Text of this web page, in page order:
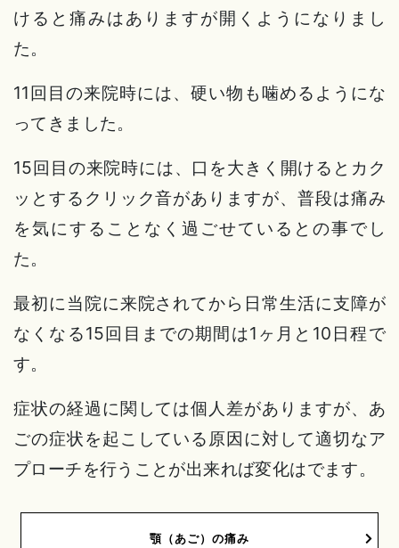
けると痛みはありますが開くようになりまし
た。
11回目の来院時には、硬い物も噛めるようにな
ってきました。
15回目の来院時には、口を大きく開けるとカク
ッとするクリック音がありますが、普段は痛み
を気にすることなく過ごせているとの事でし
た。
最初に当院に来院されてから日常生活に支障が
なくなる15回目までの期間は1ヶ月と10日程で
す。
症状の経過に関しては個人差がありますが、あ
ごの症状を起こしている原因に対して適切なア
プローチを行うことが出来れば変化はでます。
顎（あご）の痛み